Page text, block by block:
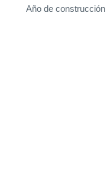
Año de construcción